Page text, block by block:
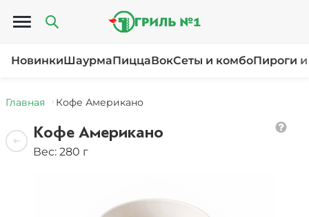
Открыть меню
НовинкиШаурмаПиццаВокСеты и комбоПироги
Главная Кофе Американо
Кофе Американо
Вес: 280 г